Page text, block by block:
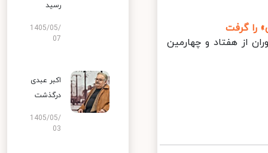
را گرفت
از هفتاد و چهارمین
رسید
1405/05/
07
اکبر عبدی
درگذشت
1405/05/
03